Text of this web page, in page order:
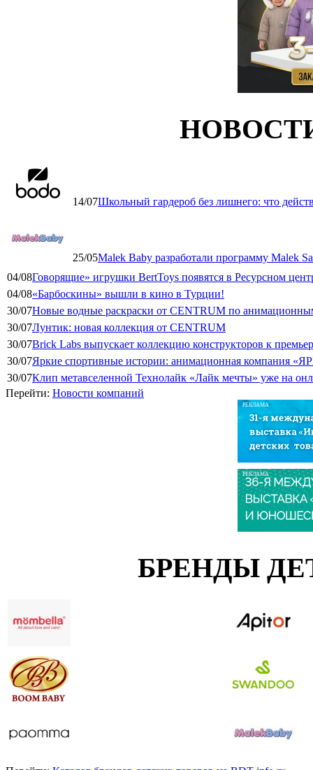
14/07Школьный гардероб без лишнего: что
25/05Malek Baby разработали программу Malek
04/08Говорящие» игрушки BertToys появятся в Ресурсном
04/08«Барбоскины» вышли в кино в Турции!
30/07Новые водные раскраски от CENTRUM по
30/07Лунтик: новая коллекция от CENTRUM
30/07Brick Labs выпускает коллекцию конструкторов к
30/07Яркие спортивные истории: анимационная компания
30/07Клип метавселенной Технолайк «Лайк мечты» уже на
Перейти: Новости компаний
РЕКЛАМА
РЕКЛАМА
БРЕНДЫ